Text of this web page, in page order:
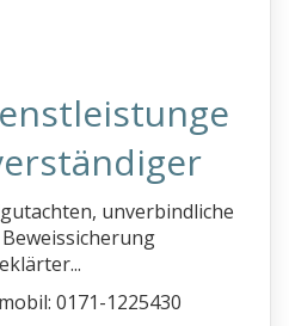
unverbindliche
0171-1225430